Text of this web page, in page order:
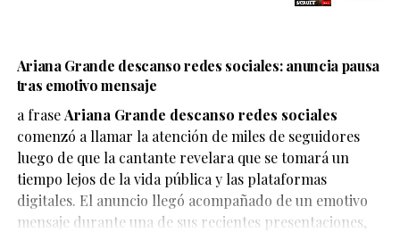
En el clip, generado mediante herramientas de IA, se
observa a Wolverine acercándose a Cíclope para darle
un beso, una escena que nunca ha ocurrido en el
material oficial de Marvel, pero que ha despertado
miles de reacciones por lo realista de la animación y lo
Ariana Grande descanso redes sociales: anuncia pausa
tras emotivo mensaje
a fraseAriana Grande descanso redes sociales
comenzó a llamar la atención de miles de seguidores
luego de que la cantante revelara que se tomará un
tiempo lejos de la vida pública y las plataformas
digitales. El anuncio llegó acompañado de un emotivo
mensaje durante una de sus recientes presentaciones,